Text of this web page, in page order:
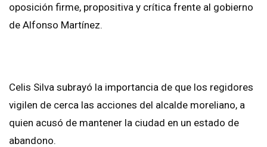
oposición firme, propositiva y crítica frente al gobierno
de Alfonso Martínez.
Celis Silva subrayó la importancia de que los regidores
vigilen de cerca las acciones del alcalde moreliano, a
quien acusó de mantener la ciudad en un estado de
abandono.